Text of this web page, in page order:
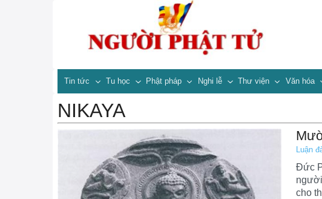
Tin tức Tu học Phật pháp Nghi lễ Thư viện Văn hóa
NIKAYA
Luận
Đức
cho